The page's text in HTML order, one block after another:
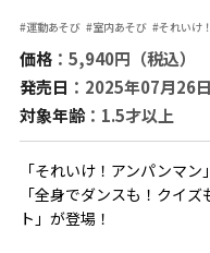
#運動あそび #室内あそび #それいけ
価格：5,940円（税込）
発売日 ：2025年07月26日
対象年齢：1.5才以上
「それいけ！アンパンマン
「全身でダンスも！クイ
ト」が登場！